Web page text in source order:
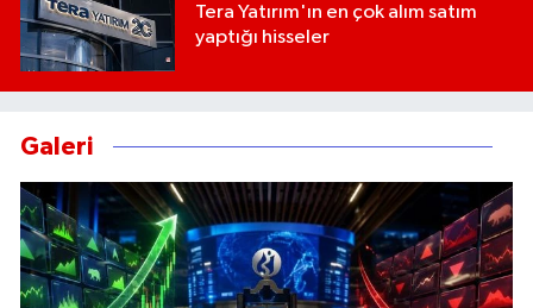
Tera Yatırım'ın en çok alım satım
yaptığı hisseler
Galeri